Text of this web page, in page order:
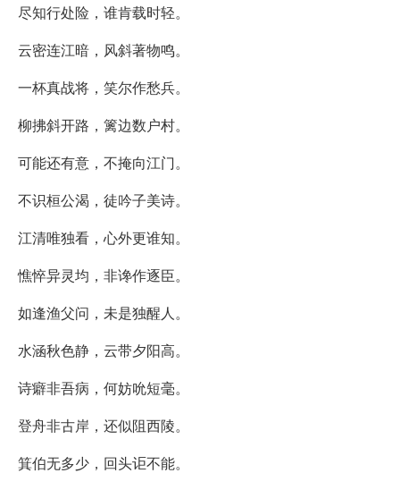
尽知行处险，谁肯载时轻。
云密连江暗，风斜著物鸣。
一杯真战将，笑尔作愁兵。
柳拂斜开路，篱边数户村。
可能还有意，不掩向江门。
不识桓公渴，徒吟子美诗。
江清唯独看，心外更谁知。
憔悴异灵均，非谗作逐臣。
如逢渔父问，未是独醒人。
水涵秋色静，云带夕阳高。
诗癖非吾病，何妨吮短毫。
登舟非古岸，还似阻西陵。
箕伯无多少，回头讵不能。